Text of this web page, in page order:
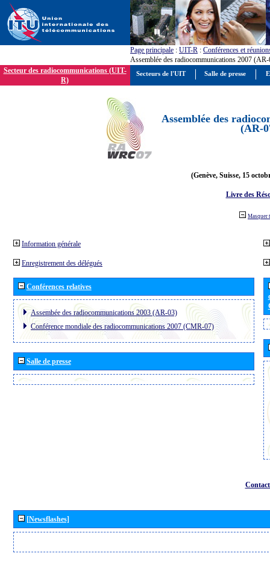
Page principale : UIT-R : Conférences et
Assemblée des radiocommunications 2007
Secteur des radiocommunications (UIT-
R)
Assemblée des
(AR-
(Genève, Suisse, 15
Livre des
Masquer
Information générale
Enregistrement des délégués
Conférences relatives
Assembée des radiocommunications 2003 (AR-03)
Conférence mondiale des radiocommunications 2007 (CMR-07)
Salle de presse
[Newsflashes]
Secteurs de l'UIT Salle de presse